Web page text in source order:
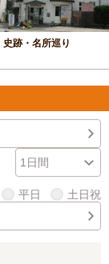
史跡・名所巡り
平日 土日祝